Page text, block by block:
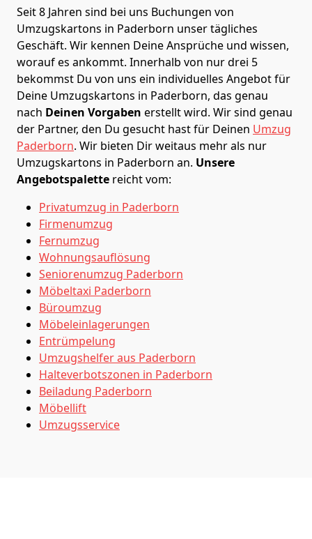
Seit 8 Jahren sind bei uns Buchungen von
Umzugskartons in Paderborn unser tägliches
Geschäft. Wir kennen Deine Ansprüche und wissen,
worauf es ankommt. Innerhalb von nur drei 5
bekommst Du von uns ein individuelles Angebot für
Deine Umzugskartons in Paderborn, das genau
nach Deinen Vorgaben erstellt wird. Wir sind genau
der Partner, den Du gesucht hast für Deinen Umzug
Paderborn. Wir bieten Dir weitaus mehr als nur
Umzugskartons in Paderborn an. Unsere
Angebotspalette reicht vom:
Privatumzug in Paderborn
Firmenumzug
Fernumzug
Wohnungsauflösung
Seniorenumzug Paderborn
Möbeltaxi Paderborn
Büroumzug
Möbeleinlagerungen
Entrümpelung
Umzugshelfer aus Paderborn
Halteverbotszonen in Paderborn
Beiladung Paderborn
Möbellift
Umzugsservice